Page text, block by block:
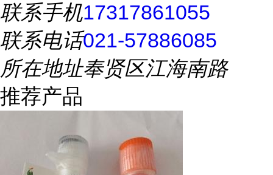
联系手机17317861055
联系电话021-57886085
所在地址奉贤区江海南路
推荐产品